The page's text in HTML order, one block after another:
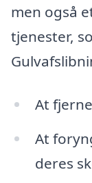
men også
tjenester,
At
At
deres